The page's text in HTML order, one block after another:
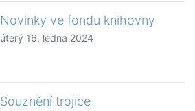
Novinky ve fondu knihovny
úterý 16. ledna 2024
Souznění trojice